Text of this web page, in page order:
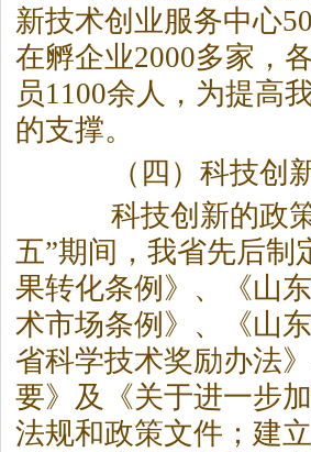
新技术创业服务中心
在孵企业2000多家，
员1100余人，为提高
的支撑。
（四）科技创新
科技创新的政策
五”期间，我省先后制
果转化条例》、《山
术市场条例》、《山
省科学技术奖励办法
要》及《关于进一步
法规和政策文件；建